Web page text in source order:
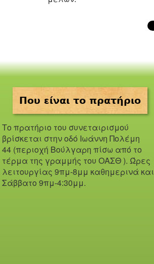
Που είναι το πρατήριο
Το πρατήριο του συνεταιρισμού
βρίσκεται στην οδό Iωάννη Πολέμη
44 (περιοχή Βούλγαρη πίσω από το
τέρμα της γραμμής του ΟΑΣΘ ). Ώρες
λειτουργίας 9πμ-8μμ καθημερινά και
Σάββατο 9πμ-4:30μμ.